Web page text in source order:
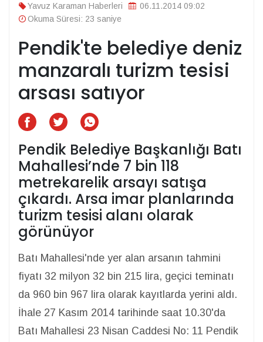
Yavuz Karaman Haberleri
06.11.2014 09:02
Okuma Süresi: 23 saniye
Pendik'te belediye deniz
manzaralı turizm tesisi
arsası satıyor
Pendik Belediye Başkanlığı Batı
Mahallesi’nde 7 bin 118
metrekarelik arsayı satışa
çıkardı. Arsa imar planlarında
turizm tesisi alanı olarak
görünüyor
Batı Mahallesi'nde yer alan arsanın tahmini
fiyatı 32 milyon 32 bin 215 lira, geçici teminatı
da 960 bin 967 lira olarak kayıtlarda yerini aldı.
İhale 27 Kasım 2014 tarihinde saat 10.30'da
Batı Mahallesi 23 Nisan Caddesi No: 11 Pendik